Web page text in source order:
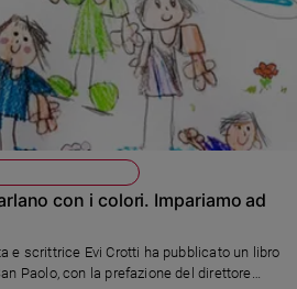
con i colori. Impariamo ad
e scrittrice Evi Crotti ha pubblicato un libro
Paolo, con la prefazione del direttore